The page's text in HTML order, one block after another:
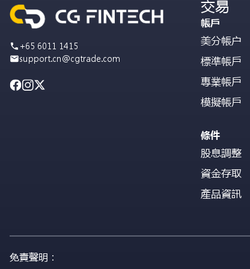
+65 6011 1415
support.cn@cgtrade.com
交易
帳戶
美分帳户
標準帳戶
專業帳戶
模擬帳戶
條件
股息調整
資金存取
產品資訊
免責聲明：